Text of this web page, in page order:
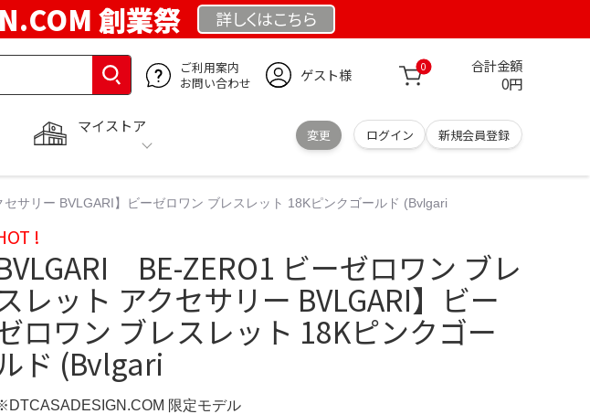
創業祭 詳しくはこちら
ご利用案内
お問い合わせ
ゲスト様 0 合計金額
0円
マイストア
変更 ログイン 新規会員登録
サリー BVLGARI】ビーゼロワン ブレスレット 18Kピンクゴールド (Bvlgari
!
BE-ZERO1 ビーゼロワン ブレ
レット アクセサリー BVLGARI】ビー
ロワン ブレスレット 18Kピンクゴー
ド (Bvlgari
限定モデル